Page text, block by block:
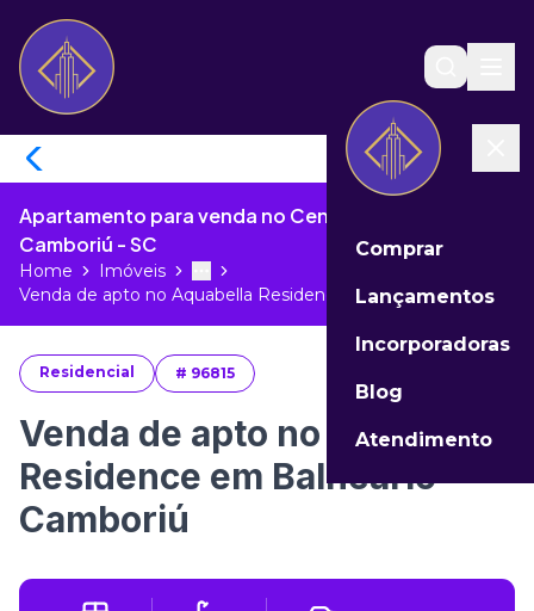
Comprar
Lançamentos
Incorporadoras
Blog
Atendimento
Apartamento para venda no Centro de Balneário
Camboriú - SC
Home Imóveis More
Toggle menu
Venda de apto no Aquabella Residenc...
Residencial # 96815
Venda de apto no Aquabella
Residence em Balneário
Camboriú